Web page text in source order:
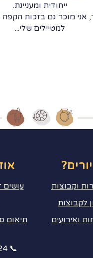
ייחודית ומעניינת.
מוכר גם בזכות הקפה
למטיילים שלי...
עושים
תיאום
📞 052-281-0324
וקבוצות
לקבוצות
ואירועים